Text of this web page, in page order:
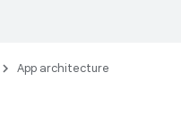
App architecture